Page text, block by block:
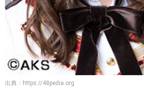
出典： https://48pedia.org